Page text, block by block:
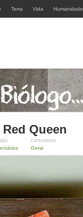
Terra Vida Humanidade
Queen
CATEGORIAS
Geral